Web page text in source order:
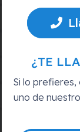
¿TE
Si lo
uno de